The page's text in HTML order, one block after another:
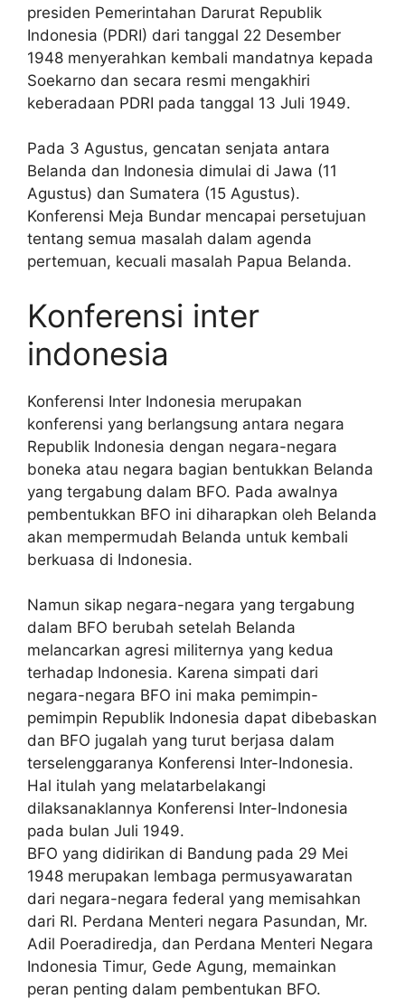
presiden Pemerintahan Darurat Republik
Indonesia (PDRI) dari tanggal 22 Desember
1948 menyerahkan kembali mandatnya kepada
Soekarno dan secara resmi mengakhiri
keberadaan PDRI pada tanggal 13 Juli 1949.
Pada 3 Agustus, gencatan senjata antara
Belanda dan Indonesia dimulai di Jawa (11
Agustus) dan Sumatera (15 Agustus).
Konferensi Meja Bundar mencapai persetujuan
tentang semua masalah dalam agenda
pertemuan, kecuali masalah Papua Belanda.
Konferensi inter
indonesia
Konferensi Inter Indonesia merupakan
konferensi yang berlangsung antara negara
Republik Indonesia dengan negara-negara
boneka atau negara bagian bentukkan Belanda
yang tergabung dalam BFO. Pada awalnya
pembentukkan BFO ini diharapkan oleh Belanda
akan mempermudah Belanda untuk kembali
berkuasa di Indonesia.
Namun sikap negara-negara yang tergabung
dalam BFO berubah setelah Belanda
melancarkan agresi militernya yang kedua
terhadap Indonesia. Karena simpati dari
negara-negara BFO ini maka pemimpin-
pemimpin Republik Indonesia dapat dibebaskan
dan BFO jugalah yang turut berjasa dalam
terselenggaranya Konferensi Inter-Indonesia.
Hal itulah yang melatarbelakangi
dilaksanaklannya Konferensi Inter-Indonesia
pada bulan Juli 1949.
BFO yang didirikan di Bandung pada 29 Mei
1948 merupakan lembaga permusyawaratan
dari negara-negara federal yang memisahkan
dari RI. Perdana Menteri negara Pasundan, Mr.
Adil Poeradiredja, dan Perdana Menteri Negara
Indonesia Timur, Gede Agung, memainkan
peran penting dalam pembentukan BFO.